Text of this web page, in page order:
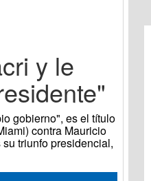
y le
gobierno", es el título
contra Mauricio
triunfo presidencial,